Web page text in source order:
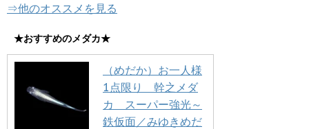
⇒他のオススメを見る
★おすすめのメダカ★
（めだか）お一人様
1点限り 幹之メダ
カ スーパー強光～
鉄仮面／みゆきめだ